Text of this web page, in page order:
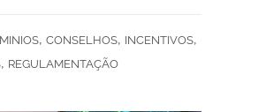
, CONSELHOS, INCENTIVOS,
, REGULAMENTAÇÃO